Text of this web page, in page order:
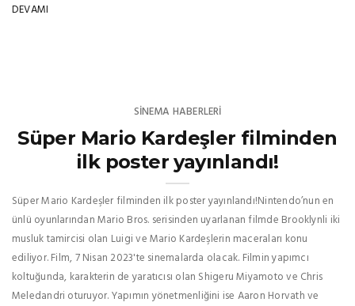
DEVAMI
SINEMA HABERLERI
Süper Mario Kardeşler filminden
ilk poster yayınlandı!
Süper Mario Kardeşler filminden ilk poster yayınlandı!Nintendo’nun en
ünlü oyunlarından Mario Bros. serisinden uyarlanan filmde Brooklynli iki
musluk tamircisi olan Luigi ve Mario Kardeşlerin maceraları konu
ediliyor. Film, 7 Nisan 2023'te sinemalarda olacak. Filmin yapımcı
koltuğunda, karakterin de yaratıcısı olan Shigeru Miyamoto ve Chris
Meledandri oturuyor. Yapımın yönetmenliğini ise Aaron Horvath ve